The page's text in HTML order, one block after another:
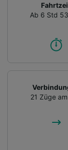
Ab 6 Std
21 Züge